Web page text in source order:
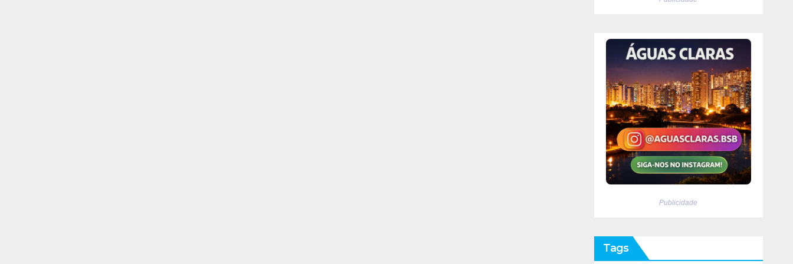
Publicidade
Tags